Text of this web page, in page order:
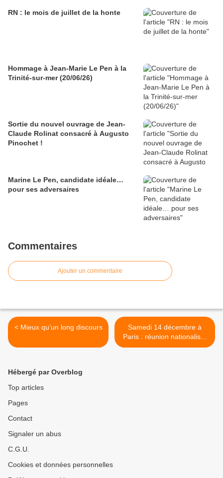
RN : le mois de juillet de la honte
Hommage à Jean-Marie Le Pen à la
Trinité-sur-mer (20/06/26)
Sortie du nouvel ouvrage de Jean-
Claude Rolinat consacré à Augusto
Pinochet !
Marine Le Pen, candidate idéale…
pour ses adversaires
Commentaires
Ajouter un commentaire
< Mieux qu’un long discours
Samedi 14 décembre à
Paris : réunion nationaliste
sur le thème « quel avenir
Hébergé par Overblog
Top articles
Pages
Contact
Signaler un abus
C.G.U.
Cookies et données personnelles